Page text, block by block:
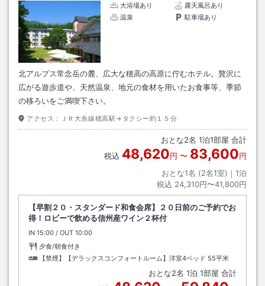
大浴場あり
露天風呂あり
温泉
駐車場あり
北アルプス常念岳の麓、広大な穂高の高原に佇むホテル。贅沢に
広がる遊歩道や、天然温泉、地元の食材を用いたお食事等、季節
の移ろいをご満喫下さい。
アクセス： ＪＲ大糸線穂高駅→タクシー約１５分
おとな2名 1泊1部屋 合計
税込 48,620円 〜 83,600円
おとな1名 (2名1室)｜ 1泊
税込 24,310円〜41,800円
【早割２０・スタンダード和食会席】２０日前のご予約でお
得！ロビーで飲める信州産ワイン２杯付
IN チェックイン
15:00 / OUT チェックアウト
10:00
夕食/朝食付き
【禁煙】【デラックスコンフォートルーム】洋室4ベッド 55平米
おとな2名 1泊 1部屋 合計